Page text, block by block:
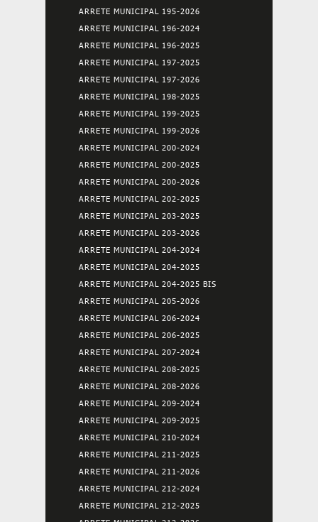
ARRETE MUNICIPAL 195-2026
ARRETE MUNICIPAL 196-2024
ARRETE MUNICIPAL 196-2025
ARRETE MUNICIPAL 197-2025
ARRETE MUNICIPAL 197-2026
ARRETE MUNICIPAL 198-2025
ARRETE MUNICIPAL 199-2025
ARRETE MUNICIPAL 199-2026
ARRETE MUNICIPAL 200-2024
ARRETE MUNICIPAL 200-2025
ARRETE MUNICIPAL 200-2026
ARRETE MUNICIPAL 202-2025
ARRETE MUNICIPAL 203-2025
ARRETE MUNICIPAL 203-2026
ARRETE MUNICIPAL 204-2024
ARRETE MUNICIPAL 204-2025
ARRETE MUNICIPAL 204-2025 BIS
ARRETE MUNICIPAL 205-2026
ARRETE MUNICIPAL 206-2024
ARRETE MUNICIPAL 206-2025
ARRETE MUNICIPAL 207-2024
ARRETE MUNICIPAL 208-2025
ARRETE MUNICIPAL 208-2026
ARRETE MUNICIPAL 209-2024
ARRETE MUNICIPAL 209-2025
ARRETE MUNICIPAL 210-2024
ARRETE MUNICIPAL 211-2025
ARRETE MUNICIPAL 211-2026
ARRETE MUNICIPAL 212-2024
ARRETE MUNICIPAL 212-2025